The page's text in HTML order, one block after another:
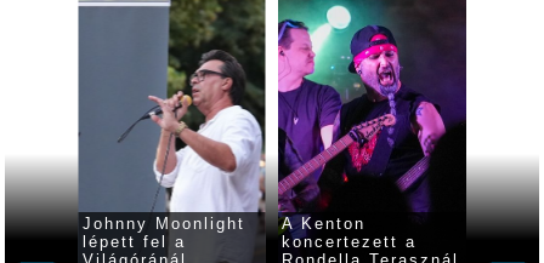
Johnny Moonlight
lépett fel a
A Kenton
koncertezett a
A